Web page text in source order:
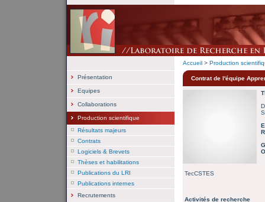
Accueil > Production
Présentation
Equipes
Collaborations
Production scientifique
Résultats majeurs
Contrats
Logiciels & Brevets
Thèses et habilitations
Publications du LRI
Publications internes
Recrutements
Contrat de l'équipe
TecCSTES
Activités de recherche